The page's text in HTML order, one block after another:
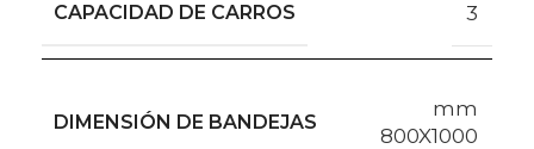
CAPACIDAD DE CARROS 3
DIMENSIÓN DE BANDEJAS
mm
800X1000